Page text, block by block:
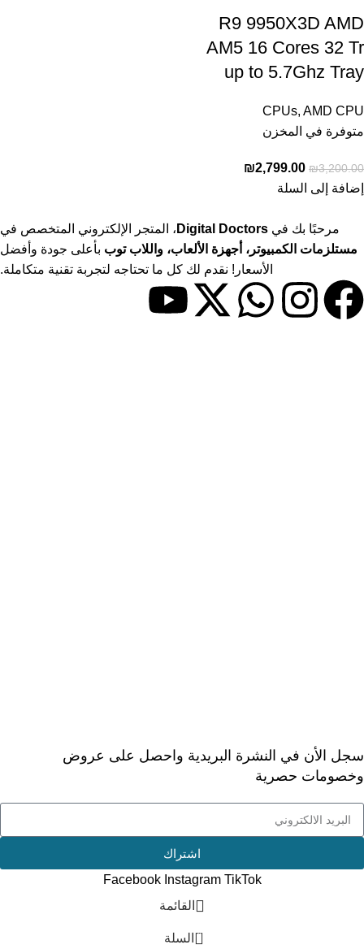
R9 9950X3D AMD
AM5 16 Cores 32 Tr
up to 5.7Ghz Tray
CPUs, AMD CPU
متوفرة في المخزن
₪3,200.00
₪2,799.00
إضافة إلى السلة
مرحبًا بك في Digital Doctors ، المتجر الإلكتروني المتخصص في
مستلزمات الكمبيوتر، أجهزة الألعاب، واللاب توب بأعلى جودة وأفضل
الأسعار! نقدم لك كل ما تحتاجه لتجربة تقنية متكاملة.
سجل الأن في النشرة البريدية واحصل على عروض
وخصومات حصرية
اشتراك
Facebook Instagram TikTok
القائمة
0 السلة